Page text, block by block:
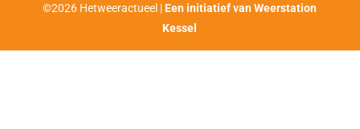
©2026 Hetweeractueel |Een initiatief van Weerstation
Kessel